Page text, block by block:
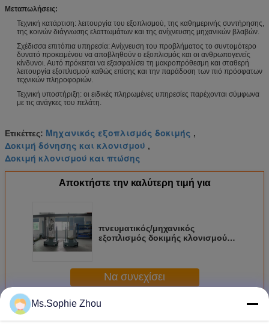
Μεταπωλήσεις:
Τεχνική κατάρτιση: λειτουργία του εξοπλισμού, της καθημερινής συντήρησης,
της κοινών διάγνωσης ελαττωμάτων και της ανίχνευσης μηχανικών βλαβών.
Σχέδισσα επιτόπια υπηρεσία: Ανίχνευση του προβλήματος το συντομότερο
δυνατό προκειμένου να αποβληθούν ο εξοπλισμός και οι ανθρωπογενείς
κίνδυνοι. Αυτό πρόκειται να εξασφαλίσει τη μακροπρόθεσμη και σταθερή
λειτουργία εξοπλισμού καθώς επίσης και την παράδοση των πιό πρόσφατων
τεχνικών πληροφοριών.
Τεχνική υποστήριξη: οι ειδικές πληρωμένες υπηρεσίες παρέχονται σύμφωνα
με τις ανάγκες του πελάτη.
Ετικέττες: Μηχανικός εξοπλισμός δοκιμής ,
Δοκιμή δόνησης και κλονισμού ,
Δοκιμή κλονισμού και πτώσης
Αποκτήστε την καλύτερη τιμή για
πνευματικός/μηχανικός
εξοπλισμός δοκιμής κλονισμού
Να συνεχίσει
Περισσότεροι
Μηχανικός εξοπλισμός δοκιμής κλονισμού
Ms.Sophie Zhou